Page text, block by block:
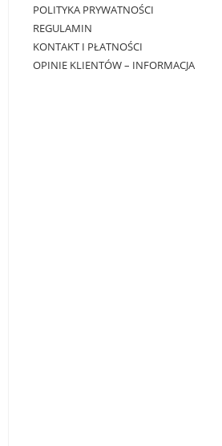
POLITYKA PRYWATNOŚCI
REGULAMIN
KONTAKT I PŁATNOŚCI
OPINIE KLIENTÓW – INFORMACJA